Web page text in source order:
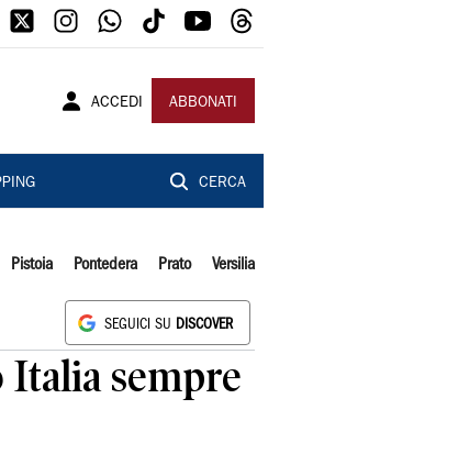
ACCEDI ABBONATI
CERCA
Pistoia Pontedera Prato Versilia
SEGUICI SU DISCOVER
Italia sempre